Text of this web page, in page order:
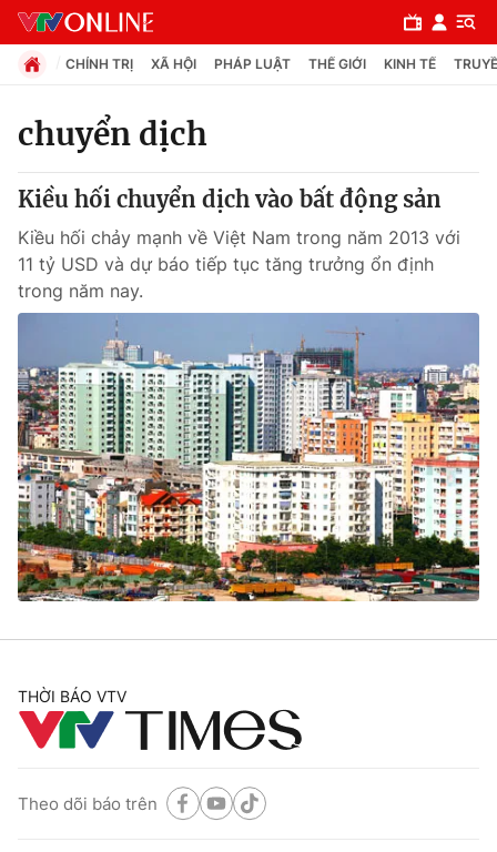
Chuyên mục
Xã hội
Pháp luật
Y tế
Thế giới
Tin tức
Thế giới đó đây
Kinh tế
Tài chính
Thị trường
Dữ liệu và đời sống
Phim VTV
Nhân vật
Giải trí
Đời sống
CHÍNH TRỊ XÃ HỘI PHÁP LUẬT THẾ GIỚI KINH TẾ
chuyển dịch
Kiều hối chuyển dịch vào bất động sản
Kiều hối chảy mạnh về Việt Nam trong năm 2013 với
11 tỷ USD và dự báo tiếp tục tăng trưởng ổn định
trong năm nay.
THỜI BÁO VTV
Theo dõi báo trên